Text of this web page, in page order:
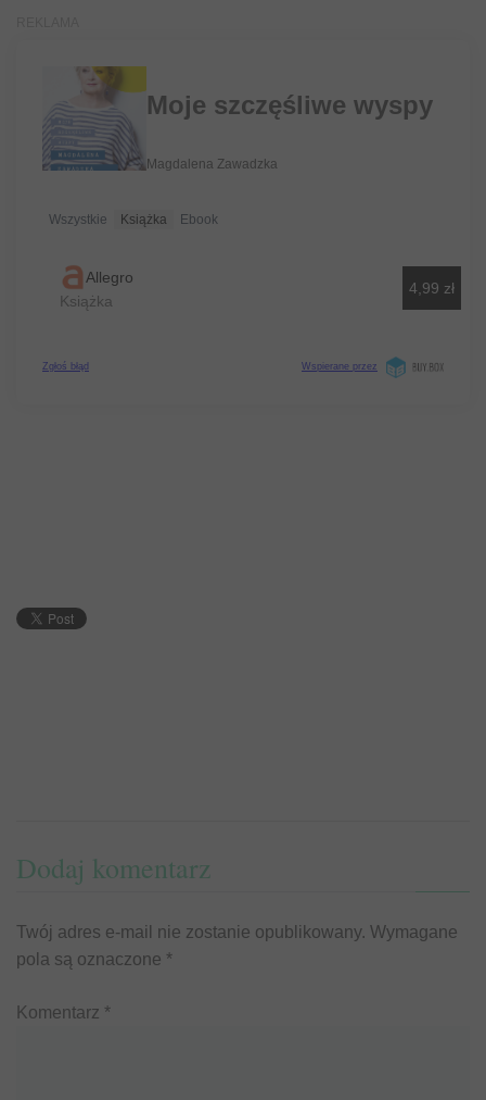
Dodaj komentarz
Twój adres e-mail nie zostanie opublikowany. Wymagane
pola są oznaczone *
Komentarz *